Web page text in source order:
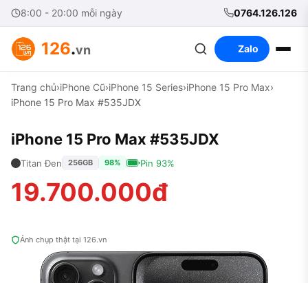
8:00 - 20:00 mỗi ngày 0764.126.126
126.vn Zalo
Trang chủ›iPhone Cũ›iPhone 15 Series›iPhone 15 Pro Max›
iPhone 15 Pro Max #535JDX
Ảnh chụp thật tại 126.vn
iPhone 15 Pro Max #535JDX
Titan Đen 256GB 98% Pin 93%
19.700.000đ